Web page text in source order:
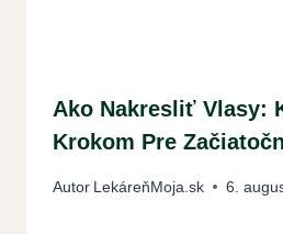
Ako Nakresliť Vlasy:
Krokom Pre
Autor LekáreňMoja.sk 6.